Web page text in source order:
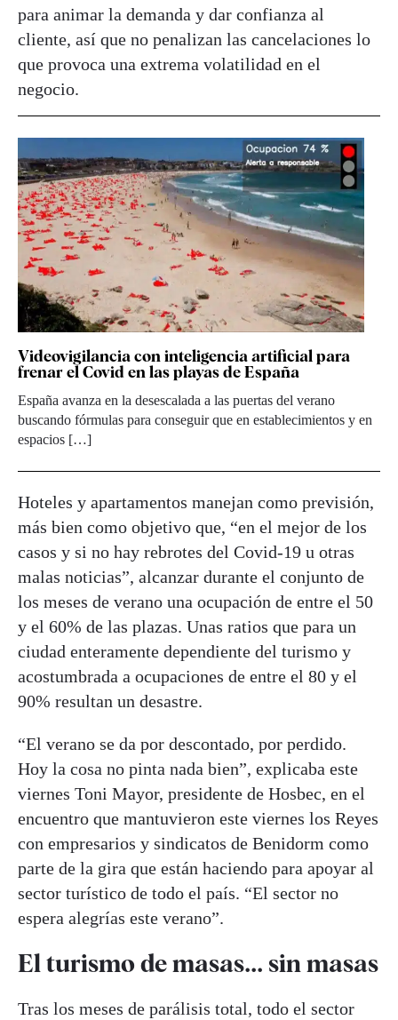
para animar la demanda y dar confianza al
cliente, así que no penalizan las cancelaciones lo
que provoca una extrema volatilidad en el
negocio.
Videovigilancia con inteligencia artificial para
frenar el Covid en las playas de España
España avanza en la desescalada a las puertas del verano
buscando fórmulas para conseguir que en establecimientos y en
espacios […]
Hoteles y apartamentos manejan como previsión,
más bien como objetivo que, “en el mejor de los
casos y si no hay rebrotes del Covid-19 u otras
malas noticias”, alcanzar durante el conjunto de
los meses de verano una ocupación de entre el 50
y el 60% de las plazas. Unas ratios que para un
ciudad enteramente dependiente del turismo y
acostumbrada a ocupaciones de entre el 80 y el
90% resultan un desastre.
“El verano se da por descontado, por perdido.
Hoy la cosa no pinta nada bien”, explicaba este
viernes Toni Mayor, presidente de Hosbec, en el
encuentro que mantuvieron este viernes los Reyes
con empresarios y sindicatos de Benidorm como
parte de la gira que están haciendo para apoyar al
sector turístico de todo el país. “El sector no
espera alegrías este verano”.
El turismo de masas... sin masas
Tras los meses de parálisis total, todo el sector